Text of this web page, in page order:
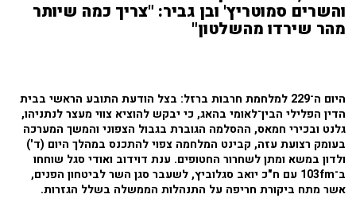
והשרים סמוטריץ' ובן גביר: "צריך כמה שיותר
מהר שירדו מהשלטון"
היום ה־229 למלחמת חרבות ברזל: בצל הודעת התובע הראשי בבית
הדין הפלילי הבין־לאומי בהאג, כי יבקש להוציא צווי מעצר לנתניהו,
גלנט ובכירי חמאס, ההסלמה הגוברת בגבול הצפוני והמשך המערכה
בעומק רצועת עזה, קבינט המלחמה צפוי להתכנס במהלך היום (ד')
ולדון במשא ומתן לשחרור החטופים. ענת דוידוב ואודי סגל שוחחו
ב־103fm עם ח"כ יואב סגלוביץ, לשעבר סגן השר לביטחון הפנים,
אשר מתח ביקורת חריפה על התנהלות הממשלה בשלל הגזרות.